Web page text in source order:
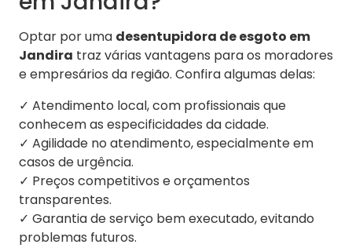
Optar por uma desentupidora de esgoto em
Jandira traz várias vantagens para os moradores
e empresários da região. Confira algumas delas:
✓ Atendimento local, com profissionais que
conhecem as especificidades da cidade.
✓ Agilidade no atendimento, especialmente em
casos de urgência.
✓ Preços competitivos e orçamentos
transparentes.
✓ Garantia de serviço bem executado, evitando
problemas futuros.